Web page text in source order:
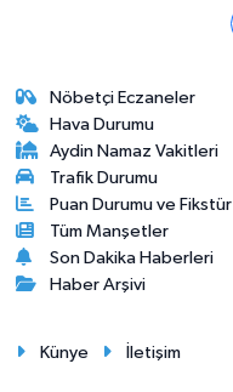
Nöbetçi Eczaneler
Hava Durumu
Aydin Namaz Vakitleri
Trafik Durumu
Puan Durumu ve Fikstür
Tüm Manşetler
Son Dakika Haberleri
Haber Arşivi
Künye İletişim